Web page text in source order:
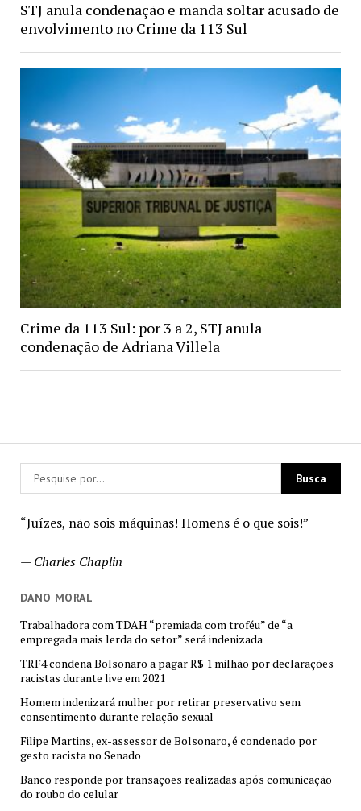
“Juízes, não sois máquinas! Homens é o que sois!”
— Charles Chaplin
DANO MORAL
Trabalhadora com TDAH “premiada com troféu” de “a
empregada mais lerda do setor” será indenizada
TRF4 condena Bolsonaro a pagar R$ 1 milhão por declarações
racistas durante live em 2021
Homem indenizará mulher por retirar preservativo sem
consentimento durante relação sexual
Filipe Martins, ex-assessor de Bolsonaro, é condenado por
gesto racista no Senado
Banco responde por transações realizadas após comunicação
do roubo do celular
STJ anula condenação e manda soltar acusado de
envolvimento no Crime da 113 Sul
Crime da 113 Sul: por 3 a 2, STJ anula
condenação de Adriana Villela